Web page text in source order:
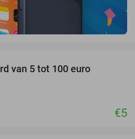
van 5 tot 100 euro
€5